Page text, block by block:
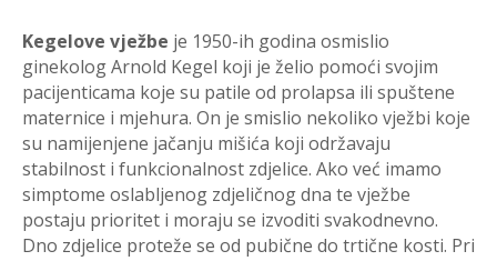
Kegelove vježbe je 1950-ih godina osmislio
ginekolog Arnold Kegel koji je želio pomoći svojim
pacijenticama koje su patile od prolapsa ili spuštene
maternice i mjehura. On je smislio nekoliko vježbi koje
su namijenjene jačanju mišića koji održavaju
stabilnost i funkcionalnost zdjelice. Ako već imamo
simptome oslabljenog zdjeličnog dna te vježbe
postaju prioritet i moraju se izvoditi svakodnevno.
Dno zdjelice proteže se od pubične do trtične kosti. Pri